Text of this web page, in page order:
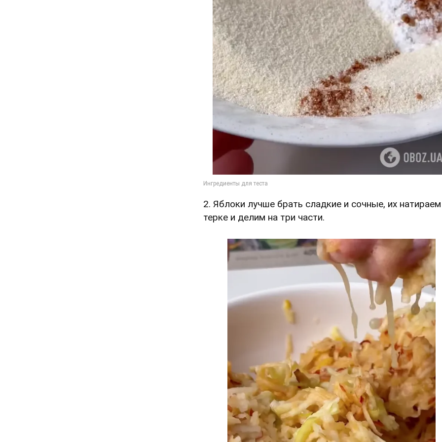
2. Яблоки лучше брать сладкие и сочные, их
терке и делим на три части.